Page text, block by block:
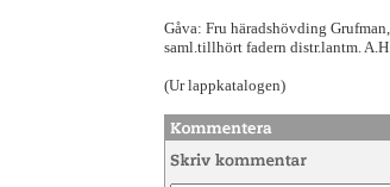
Gåva: Fru häradshövding
saml.tillhört fadern distr.lantm.
(Ur lappkatalogen)